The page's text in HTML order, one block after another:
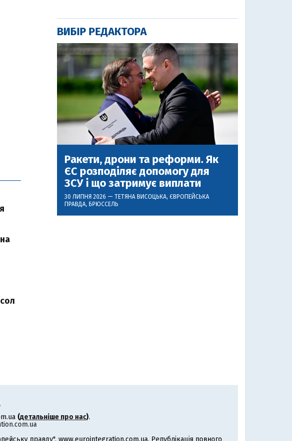
ВИБІР РЕДАКТОРА
Ракети, дрони та реформи. Як
ЄС розподіляє допомогу для
ЗСУ і що затримує виплати
30 ЛИПНЯ 2026 — ТЕТЯНА ВИСОЦЬКА, ЄВРОПЕЙСЬКА
ПРАВДА, БРЮССЕЛЬ
(детальніше про нас).
правду", www.eurointegration.com.ua. Републікація повного